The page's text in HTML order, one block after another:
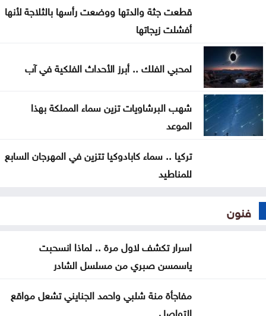
غوتيريش يدعو روسيا وأوكرانيا إلى تجنب استهداف
علامات تجارية مقلدة
قطعت جثة والدتها ووضعت رأسها بالثلاجة لأنها
أفشلت زيجاتها
لمحبي الفلك .. أبرز الأحداث الفلكية في آب
شهب البرشاويات تزين سماء المملكة بهذا
الموعد
تركيا .. سماء كابادوكيا تتزين في المهرجان السابع
للمناطيد
فنون
اسرار تكشف لاول مرة .. لماذا انسحبت
ياسمسن صبري من مسلسل الشادر
مفاجأة منة شلبي واحمد الجنايني تشعل مواقع
التواصل